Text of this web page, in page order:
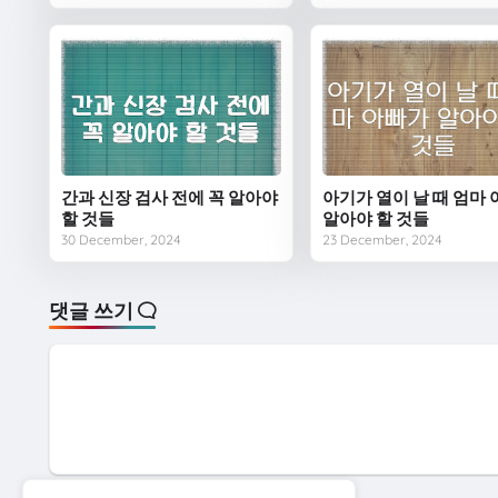
간과 신장 검사 전에 꼭 알아야
할 것들
30 December, 2024
아기가 열이 날 때 엄마
알아야 할 것들
23 December, 2024
댓글 쓰기